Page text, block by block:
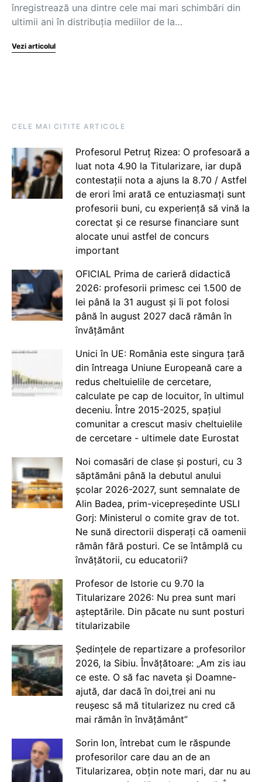
înregistrează una dintre cele mai mari schimbări din
ultimii ani în distribuția mediilor de la…
Vezi articolul
CELE MAI CITITE ARTICOLE
Profesorul Petruț Rizea: O profesoară a
luat nota 4.90 la Titularizare, iar după
contestații nota a ajuns la 8.70 / Astfel
de erori îmi arată ce entuziasmați sunt
profesorii buni, cu experiență să vină la
corectat și ce resurse financiare sunt
alocate unui astfel de concurs
important
OFICIAL Prima de carieră didactică
2026: profesorii primesc cei 1.500 de
lei până la 31 august și îi pot folosi
până în august 2027 dacă rămân în
învățământ
Unici în UE: România este singura țară
din întreaga Uniune Europeană care a
redus cheltuielile de cercetare,
calculate pe cap de locuitor, în ultimul
deceniu. Între 2015-2025, spațiul
comunitar a crescut masiv cheltuielile
de cercetare - ultimele date Eurostat
Noi comasări de clase și posturi, cu 3
săptămâni până la debutul anului
școlar 2026-2027, sunt semnalate de
Alin Badea, prim-vicepreședinte USLI
Gorj: Ministerul o comite grav de tot.
Ne sună directorii disperați că oamenii
rămân fără posturi. Ce se întâmplă cu
învățătorii, cu educatorii?
Profesor de Istorie cu 9.70 la
Titularizare 2026: Nu prea sunt mari
așteptările. Din păcate nu sunt posturi
titularizabile
Ședințele de repartizare a profesorilor
2026, la Sibiu. Învățătoare: „Am zis iau
ce este. O să fac naveta și Doamne-
ajută, dar dacă în doi,trei ani nu
reușesc să mă titularizez nu cred că
mai rămân în învățământ”
Sorin Ion, întrebat cum le răspunde
profesorilor care dau an de an
Titularizarea, obțin note mari, dar nu au